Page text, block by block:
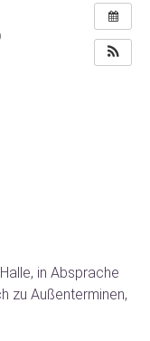
in Absprache
zu Außenterminen,